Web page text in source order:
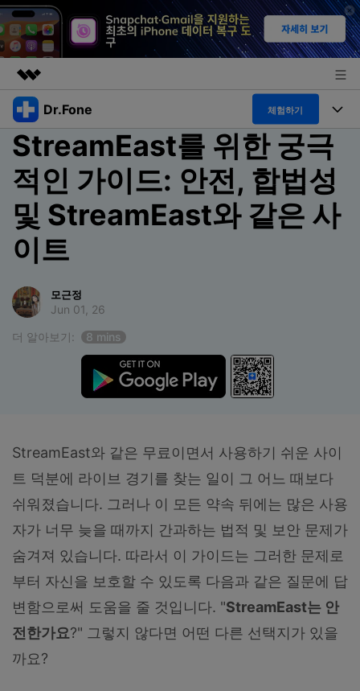
주요 제품
AIGC 크리에이티비티
비즈니스
개요
솔루션
회사 소개
뉴스룸
도움말 센터
Dr.Fone 체험하기
폴 툴킷
특징
Dr.Fone Basic
폴 툴킷 보기 >
프로그램
데스크탑
모바일
온라인
더 보기
탐색 및 발견
닥터폰 하이라이트 살펴보기
사용 방법은 무엇입니까?
고객 지원 센터
다운로드 센터
공식 설치 파일 및 최신 버전 업데이트를 제공
리소스 허브
3,000개 이상의 사용 가이드, 전문가 팁 및 최
신 모바일 소식을 확인하세요.
사용 가이드
고객 지원
🔓️온라인 잠금 해제
iOS26 다운그레이드
검색하기
StreamEast를 위한 궁극
적인 가이드: 안전, 합법성
및 StreamEast와 같은 사
이트
모근정
Jun 01, 26
더 알아보기:
8 mins
StreamEast와 같은 무료이면서 사용하기 쉬운 사이
트 덕분에 라이브 경기를 찾는 일이 그 어느 때보다
쉬워졌습니다. 그러나 이 모든 약속 뒤에는 많은 사용
자가 너무 늦을 때까지 간과하는 법적 및 보안 문제가
숨겨져 있습니다. 따라서 이 가이드는 그러한 문제로
부터 자신을 보호할 수 있도록 다음과 같은 질문에 답
변함으로써 도움을 줄 것입니다. "StreamEast는 안
전한가요?" 그렇지 않다면 어떤 다른 선택지가 있을
까요?